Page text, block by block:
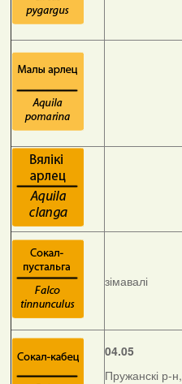
зімавалі
04.05
Пружанскі р-н,